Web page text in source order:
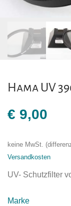
Hama UV
€ 9,00
keine MwSt.
Versandkosten
UV- Schutzfilter
Marke